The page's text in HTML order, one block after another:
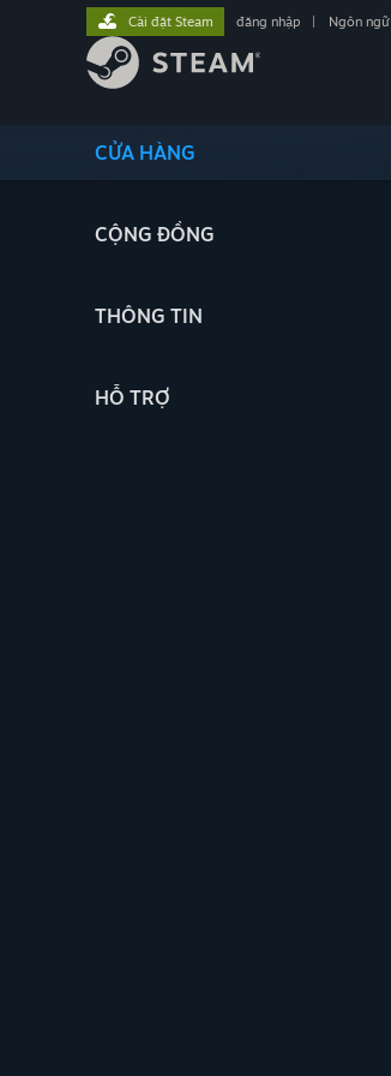
CỬA HÀNG
CỘNG ĐỒNG
THÔNG TIN
HỖ TRỢ
Cài đặt Steam đăng nhập Ngôn ngữ